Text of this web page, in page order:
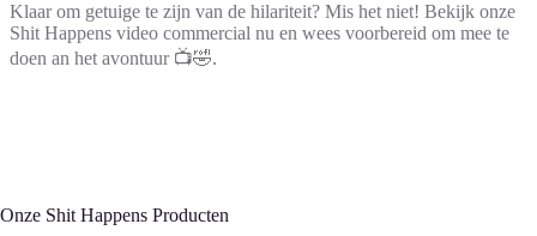
Klaar om getuige te zijn van de hilariteit? Mis het niet! Bekijk onze
Shit Happens video commercial nu en wees voorbereid om mee te
doen an het avontuur 📺🤣.
Onze Shit Happens Producten